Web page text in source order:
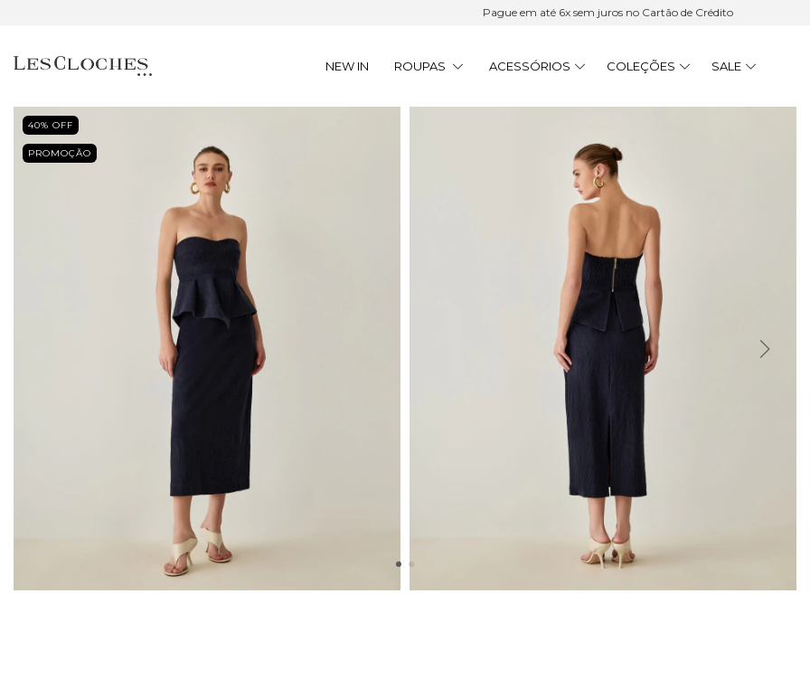
Pague em até 6x sem juros no Cartão de Crédito
NEW IN ROUPAS ACESSÓRIOS COLEÇÕES SALE
40% OFF
PROMOÇÃO